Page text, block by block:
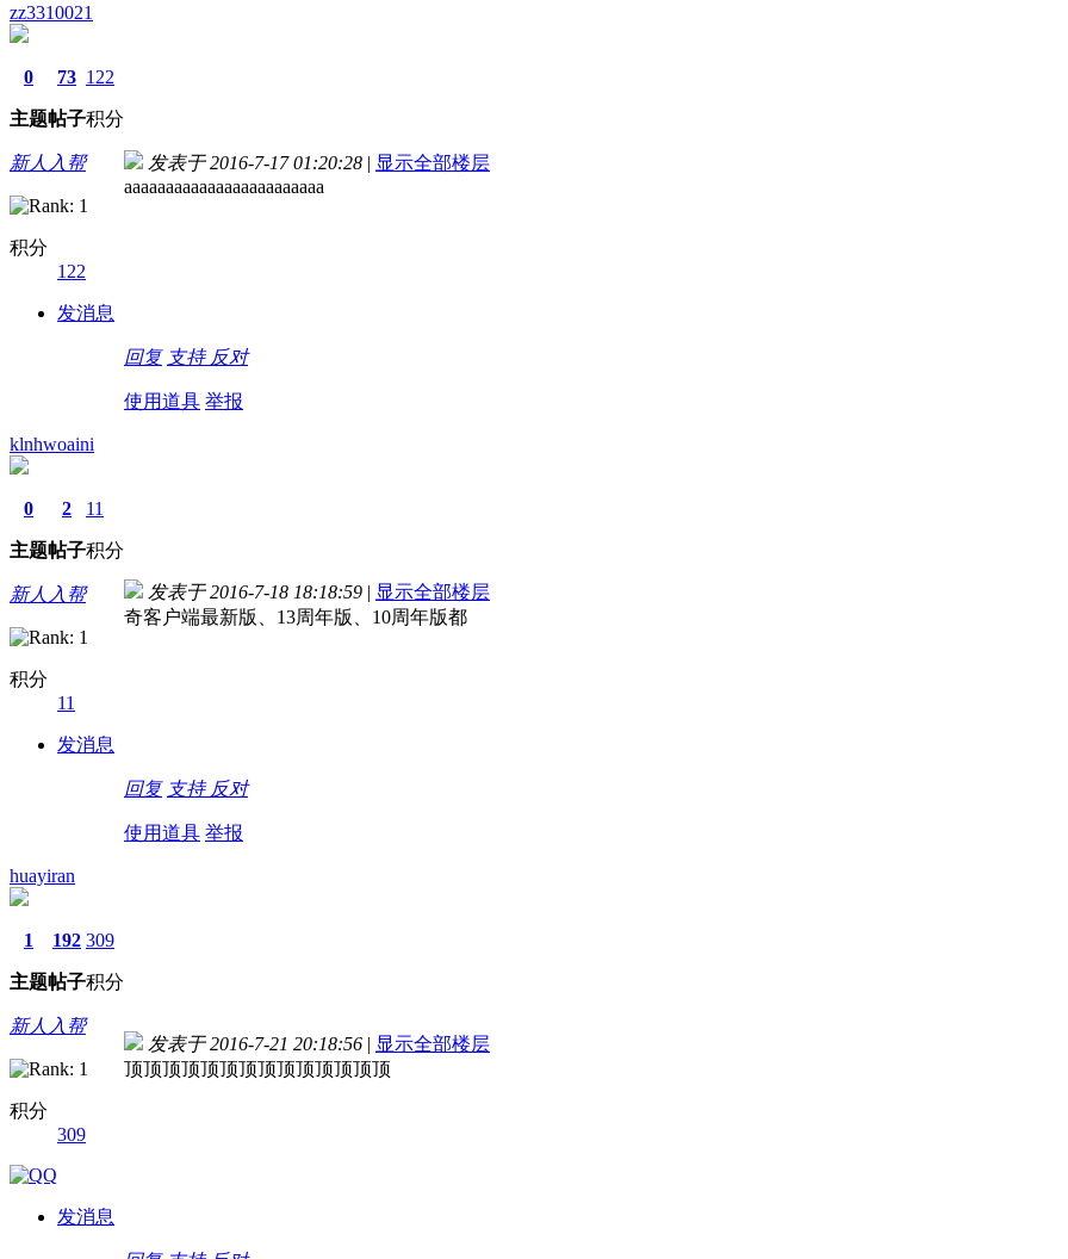
zz3310021
0
主题
73
帖子
122
积分
新人入帮
积分
122
发消息
发表于 2016-7-17 01:20:28 | 显示全部楼层
aaaaaaaaaaaaaaaaaaaaaaaa
回复 支持 反对
使用道具 举报
klnhwoaini
0
主题
2
帖子
11
积分
新人入帮
积分
11
发消息
发表于 2016-7-18 18:18:59 | 显示全部楼层
奇客户端最新版、13周年版、10周年版都
回复 支持 反对
使用道具 举报
huayiran
1
主题
192
帖子
309
积分
新人入帮
积分
309
发消息
发表于 2016-7-21 20:18:56 | 显示全部楼层
顶顶顶顶顶顶顶顶顶顶顶顶顶顶